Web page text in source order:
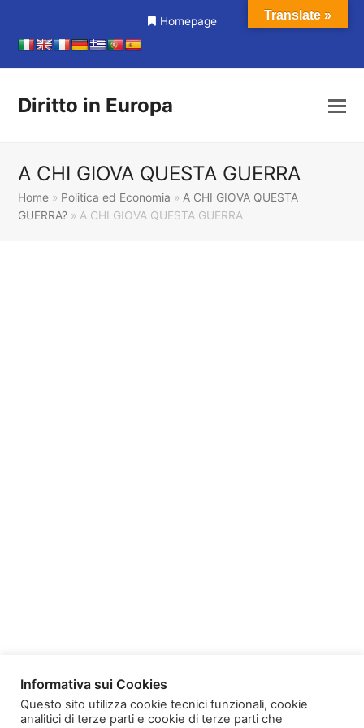
Homepage
Diritto in Europa
A CHI GIOVA QUESTA GUERRA
Home » Politica ed Economia » A CHI GIOVA QUESTA
GUERRA? » A CHI GIOVA QUESTA GUERRA
Informativa sui Cookies
Questo sito utilizza cookie tecnici funzionali, cookie
analitici di terze parti e cookie di terze parti che
Translate »